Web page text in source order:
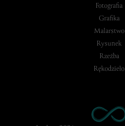
Fotografia
Grafika
Malarstwo
Rysunek
Rzeźba
Rękodzieło